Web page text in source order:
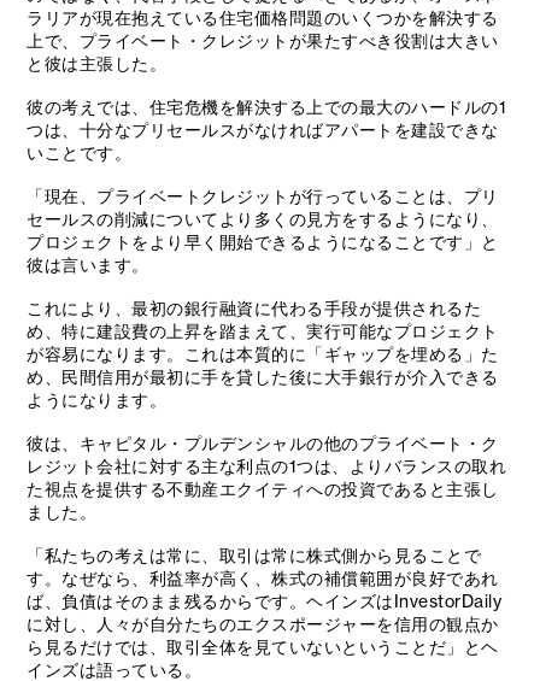
ラリアが現在抱えている住宅価格問題のいくつかを解決する
上で、プライベート・クレジットが果たすべき役割は大きい
と彼は主張した。
彼の考えでは、住宅危機を解決する上での最大のハードルの1
つは、十分なプリセールスがなければアパートを建設できな
いことです。
「現在、プライベートクレジットが行っていることは、プリ
セールスの削減についてより多くの見方をするようになり、
プロジェクトをより早く開始できるようになることです」と
彼は言います。
これにより、最初の銀行融資に代わる手段が提供されるた
め、特に建設費の上昇を踏まえて、実行可能なプロジェクト
が容易になります。これは本質的に「ギャップを埋める」た
め、民間信用が最初に手を貸した後に大手銀行が介入できる
ようになります。
彼は、キャピタル・プルデンシャルの他のプライベート・ク
レジット会社に対する主な利点の1つは、よりバランスの取れ
た視点を提供する不動産エクイティへの投資であると主張し
ました。
「私たちの考えは常に、取引は常に株式側から見ることで
す。なぜなら、利益率が高く、株式の補償範囲が良好であれ
ば、負債はそのまま残るからです。ヘインズはInvestorDaily
に対し、人々が自分たちのエクスポージャーを信用の観点か
ら見るだけでは、取引全体を見ていないということだ」とヘ
インズは語っている。